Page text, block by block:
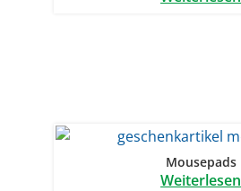
Mousepads
Weiterlesen